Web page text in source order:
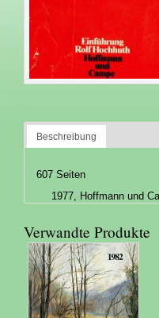
Beschreibung
607 Seiten
1977, Hoffmann und
Verwandte Produkte